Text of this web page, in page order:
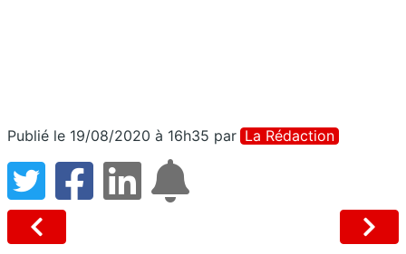
Publié le 19/08/2020 à 16h35 par La Rédaction